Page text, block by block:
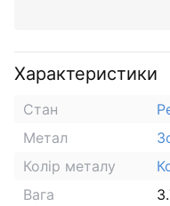
Характеристики
Стан
Метал
Колір металу
Вага